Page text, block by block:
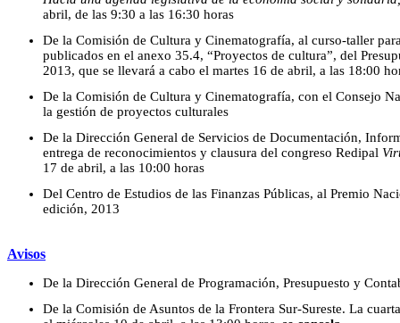
abril, de las 9:30 a las 16:30 horas
De la Comisión de Cultura y Cinematografía, al curso-taller
publicados en el anexo 35.4, “Proyectos de cultura”, del
2013, que se llevará a cabo el martes 16 de abril, a las 18:00
De la Comisión de Cultura y Cinematografía, con el Consejo
la gestión de proyectos culturales
De la Dirección General de Servicios de Documentación,
entrega de reconocimientos y clausura del congreso Redipal
17 de abril, a las 10:00 horas
Del Centro de Estudios de las Finanzas Públicas, al Premio
edición, 2013
Avisos
De la Dirección General de Programación, Presupuesto y
De la Comisión de Asuntos de la Frontera Sur-Sureste. La